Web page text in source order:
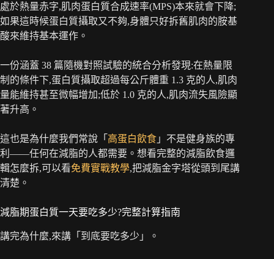
處於熱量赤字,肌肉蛋白質合成速率(MPS)本來就會下降;
如果這時候蛋白質攝取又不夠,身體只好拆舊肌肉的胺基
酸來維持基本運作。
一份涵蓋 38 篇隨機對照試驗的統合分析發現:在熱量限
制的條件下,蛋白質攝取超過每公斤體重 1.3 克的人,肌肉
量能維持甚至微幅增加;低於 1.0 克的人,肌肉流失風險顯
著升高。
這也是為什麼我們常說「 高蛋白飲食 」不是健身族的專
利——任何在減脂的人都需要。想看完整的減脂飲食邏
輯怎麼拆,可以看免費實戰教學,把減脂金字塔從頭到尾講
清楚。
減脂期蛋白質一天要吃多少?完整計算指南
講完為什麼,來講「到底要吃多少」。